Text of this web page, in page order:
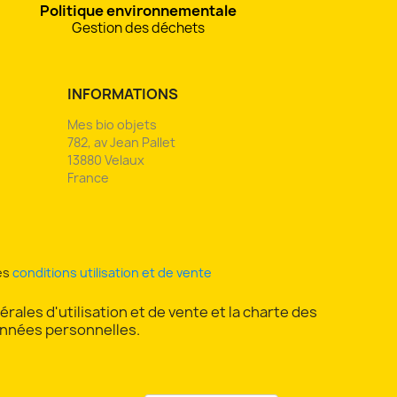
Politique environnementale
Gestion des déchets
INFORMATIONS
Mes bio objets
782, av Jean Pallet
13880 Velaux
France
conditions utilisation et de vente
d'utilisation et de vente et la charte des
personnelles.